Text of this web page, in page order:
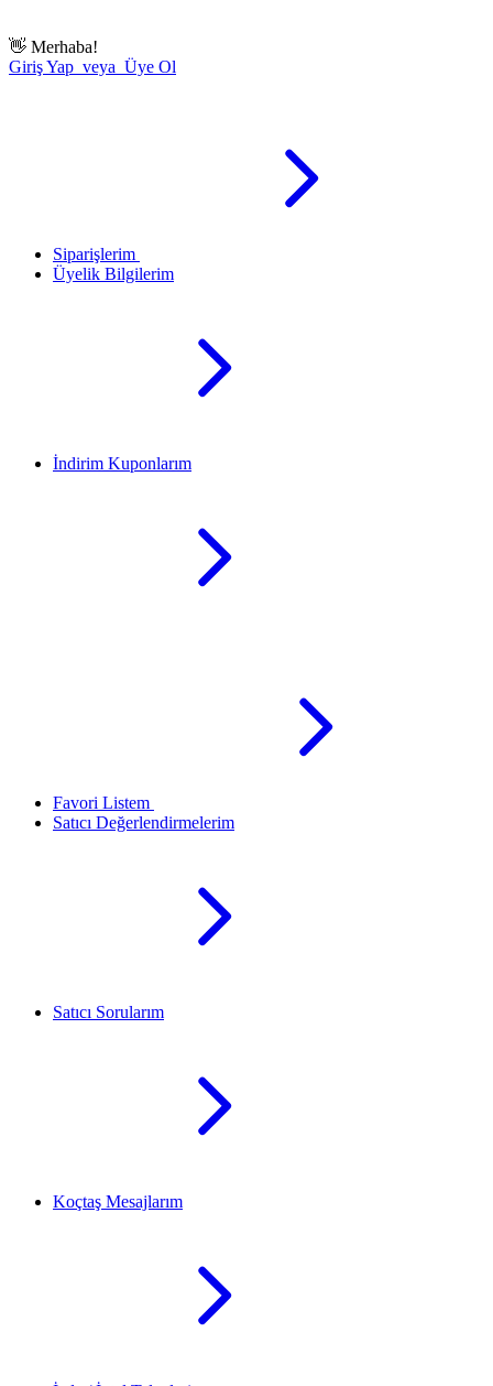
👋 Merhaba!
Giriş Yap veya Üye Ol
Siparişlerim
Üyelik Bilgilerim
İndirim Kuponlarım
Favori Listem
Satıcı Değerlendirmelerim
Satıcı Sorularım
Koçtaş Mesajlarım